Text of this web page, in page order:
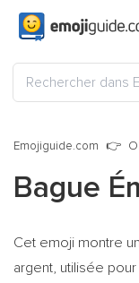
Emojiguide.com
Bague
Cet emoji montre
argent, utilisée